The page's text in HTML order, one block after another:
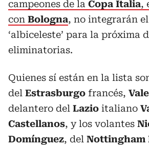
campeones de la Copa Italia,
con Bologna, no integrarán
‘albiceleste’ para la próxima
eliminatorias.
Quienes sí están en la lista
del Estrasburgo francés,
delantero del Lazio italiano
Castellanos, y los volantes
Domínguez, del Nottingham